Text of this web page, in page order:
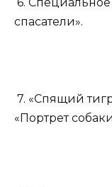
6.
спасатели».
7. «Спящий
«Портрет